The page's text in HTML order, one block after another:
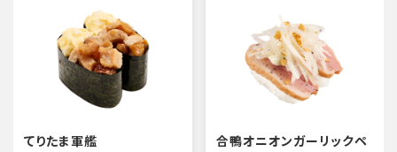
てりたま軍艦
合鴨オニオンガーリックペ